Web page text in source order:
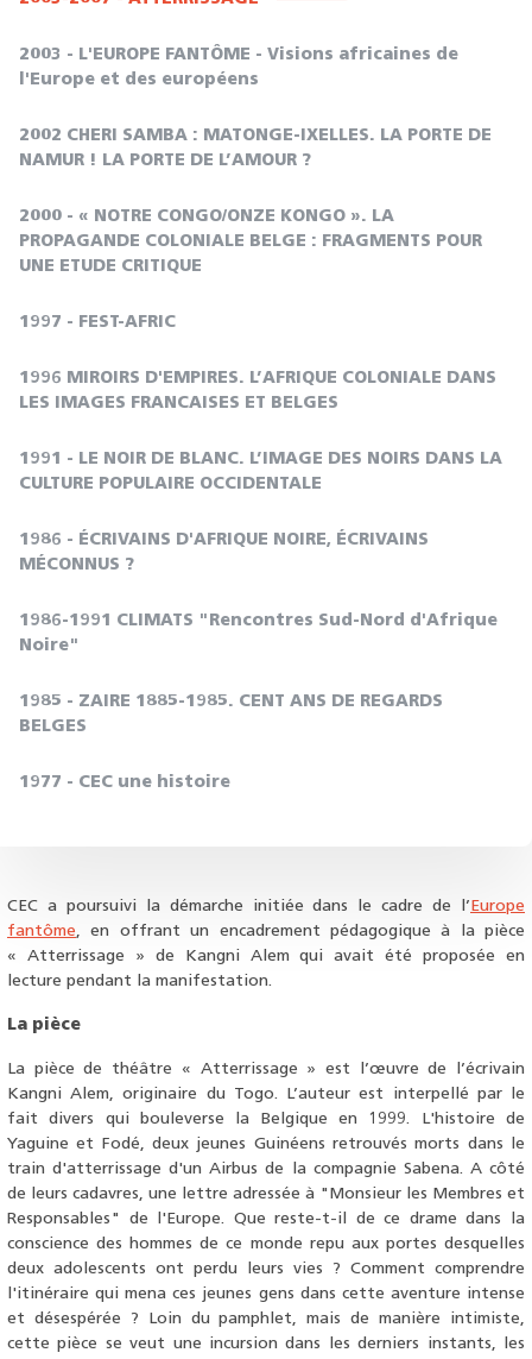
2003 - L'EUROPE FANTÔME - Visions africaines de
l'Europe et des européens
2002 CHERI SAMBA : MATONGE-IXELLES. LA PORTE DE
NAMUR ! LA PORTE DE L’AMOUR ?
2000 - « NOTRE CONGO/ONZE KONGO ». LA
PROPAGANDE COLONIALE BELGE : FRAGMENTS POUR
UNE ETUDE CRITIQUE
1997 - FEST-AFRIC
1996 MIROIRS D'EMPIRES. L’AFRIQUE COLONIALE DANS
LES IMAGES FRANCAISES ET BELGES
1991 - LE NOIR DE BLANC. L’IMAGE DES NOIRS DANS LA
CULTURE POPULAIRE OCCIDENTALE
1986 - ÉCRIVAINS D'AFRIQUE NOIRE, ÉCRIVAINS
MÉCONNUS ?
1986-1991 CLIMATS "Rencontres Sud-Nord d'Afrique
Noire"
1985 - ZAIRE 1885-1985. CENT ANS DE REGARDS
BELGES
1977 - CEC une histoire
CEC a poursuivi la démarche initiée dans le cadre de l’Europe
fantôme, en offrant un encadrement pédagogique à la pièce
« Atterrissage » de Kangni Alem qui avait été proposée en
lecture pendant la manifestation.
La pièce
La pièce de théâtre « Atterrissage » est l’œuvre de l’écrivain
Kangni Alem, originaire du Togo. L’auteur est interpellé par le
fait divers qui bouleverse la Belgique en 1999. L'histoire de
Yaguine et Fodé, deux jeunes Guinéens retrouvés morts dans le
train d'atterrissage d'un Airbus de la compagnie Sabena. A côté
de leurs cadavres, une lettre adressée à "Monsieur les Membres et
Responsables" de l'Europe. Que reste-t-il de ce drame dans la
conscience des hommes de ce monde repu aux portes desquelles
deux adolescents ont perdu leurs vies ? Comment comprendre
l'itinéraire qui mena ces jeunes gens dans cette aventure intense
et désespérée ? Loin du pamphlet, mais de manière intimiste,
cette pièce se veut une incursion dans les derniers instants, les